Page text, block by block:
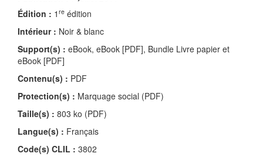
Édition : 1 re édition
Intérieur : Noir & blanc
Support(s) : eBook, eBook [PDF], Bundle Livre papier et
eBook [PDF]
Contenu(s) : PDF
Protection(s) : Marquage social (PDF)
Taille(s) : 803 ko (PDF)
Langue(s) : Français
Code(s) CLIL : 3802